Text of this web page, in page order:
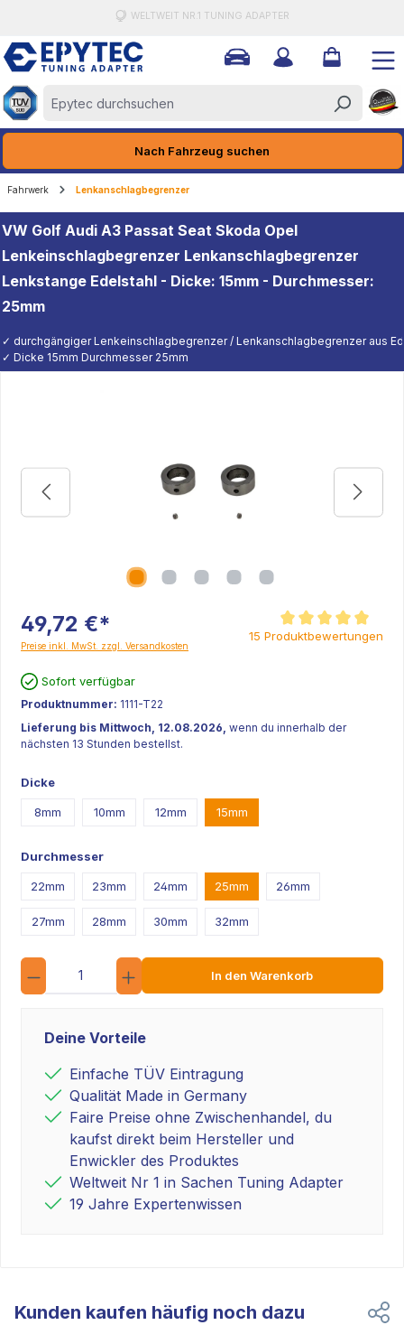
WELTWEIT NR.1 TUNING ADAPTER
Nach Fahrzeug suchen
Fahrwerk Lenkanschlagbegrenzer
VW Golf Audi A3 Passat Seat Skoda Opel
Lenkeinschlagbegrenzer Lenkanschlagbegrenzer
Lenkstange Edelstahl - Dicke: 15mm - Durchmesser:
25mm
✓ durchgängiger Lenkeinschlagbegrenzer / Lenkanschlagbegrenzer aus
✓ Dicke 15mm Durchmesser 25mm
49,72 €*
Preise inkl. MwSt. zzgl. Versandkosten
Durchschnittliche
15 Produktbewertungen
Sofort verfügbar
Produktnummer: 1111-T22
Lieferung bis Mittwoch, 12.08.2026, wenn du innerhalb der
nächsten 13 Stunden bestellst.
Dicke
8mm 10mm 12mm 15mm
Durchmesser
22mm 23mm 24mm 25mm 26mm
27mm 28mm 30mm 32mm
Anzahl
In den Warenkorb
Deine Vorteile
Einfache TÜV Eintragung
Qualität Made in Germany
Faire Preise ohne Zwischenhandel, du
kaufst direkt beim Hersteller und
Enwickler des Produktes
Weltweit Nr 1 in Sachen Tuning Adapter
19 Jahre Expertenwissen
Kunden kaufen häufig noch dazu